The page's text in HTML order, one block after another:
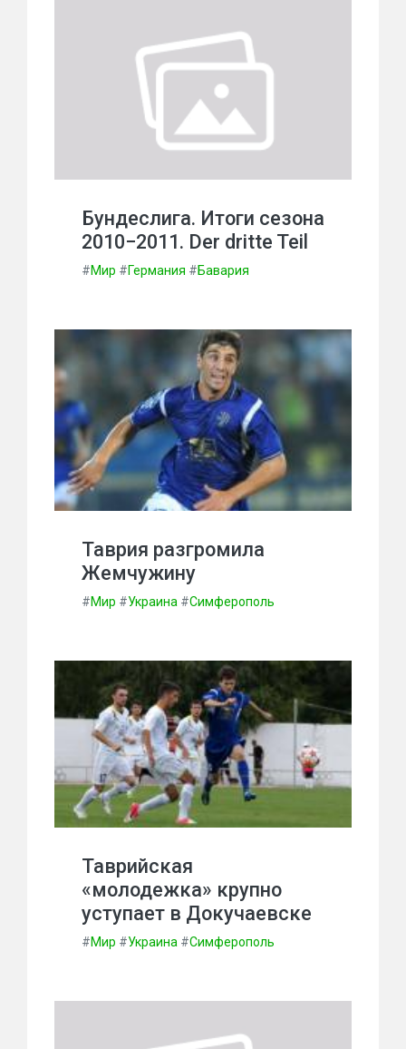
Бундеслига. Итоги сезона
2010−2011. Der dritte Teil
#Мир #Германия #Бавария
Таврия разгромила
Жемчужину
#Мир #Украина #Симферополь
Таврийская
«молодежка» крупно
уступает в Докучаевске
#Мир #Украина #Симферополь